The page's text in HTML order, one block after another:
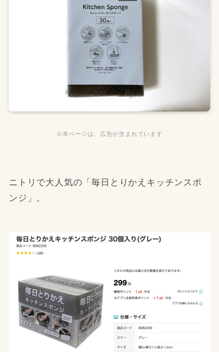
※本ページは、広告が含まれています
ニトリで大人気の「毎日とりかえキッチンスポ
ンジ」。